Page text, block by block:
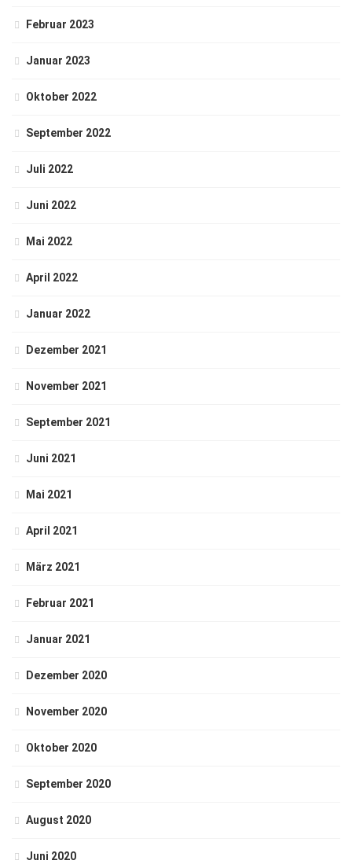
Februar 2023
Januar 2023
Oktober 2022
September 2022
Juli 2022
Juni 2022
Mai 2022
April 2022
Januar 2022
Dezember 2021
November 2021
September 2021
Juni 2021
Mai 2021
April 2021
März 2021
Februar 2021
Januar 2021
Dezember 2020
November 2020
Oktober 2020
September 2020
August 2020
Juni 2020